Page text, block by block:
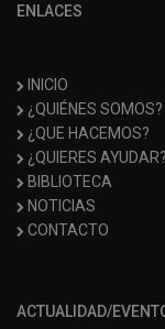
ENLACES
INICIO
¿QUIÉNES SOMOS?
¿QUE HACEMOS?
¿QUIERES AYUDAR?
BIBLIOTECA
NOTICIAS
CONTACTO
ACTUALIDAD/